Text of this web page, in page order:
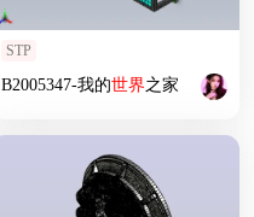
STP
B2005347-我的世界之家